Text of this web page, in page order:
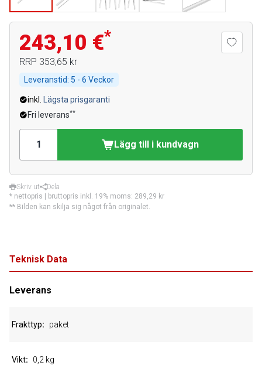
243,10 €*
RRP 353,65 kr
Leveranstid: 5 - 6 Veckor
inkl.
Lägsta prisgaranti
Fri leverans**
Lägg till i kundvagn
Skriv ut
Dela
* nettopris | bruttopris inkl. 19% moms: 289,29 kr
** Bilden kan skilja sig något från originalet.
Teknisk Data
Leverans
Frakttyp paket
Vikt 0,2 kg